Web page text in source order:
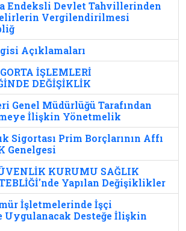
Endeksli Devlet Tahvillerinden
Vergilendirilmesi
Açıklamaları
İŞLEMLERİ
DEĞİŞİKLİK
Genel Müdürlüğü Tarafından
İlişkin Yönetmelik
Sigortası Prim Borçlarının Affı
Genelgesi
KURUMU SAĞLIK
Yapılan Değişiklikler
İşletmelerinde İşçi
Desteğe İlişkin